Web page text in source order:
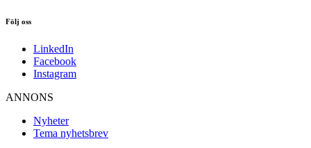
Följ oss
LinkedIn
Facebook
Instagram
ANNONS
Nyheter
Tema nyhetsbrev